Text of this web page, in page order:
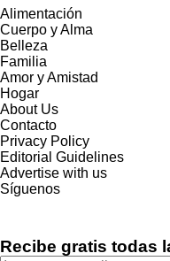
Alimentación
Cuerpo y Alma
Belleza
Familia
Amor y Amistad
Hogar
About Us
Contacto
Privacy Policy
Editorial Guidelines
Advertise with us
Síguenos
Recibe gratis todas